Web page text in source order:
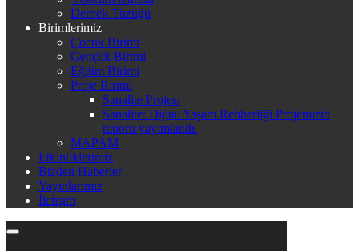
Dernek Tüzüğü
Birimlerimiz
Çocuk Birimi
Gençlik Birimi
Eğitim Birimi
Proje Birimi
Sanalite Projesi
Sanalite: Dijital Yaşam Rehberliği Projemizin
raporu yayımlandı.
MAPAM
Etkinliklerimiz
Bizden Haberler
Yayınlarımız
İletişim